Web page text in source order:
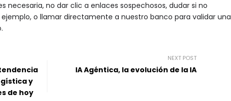
necesaria, no dar clic a enlaces sospechosos, dudar si no
o llamar directamente a nuestro banco para validar una
y
de hoy
NEXT POST
IA Agéntica, la evolución de la IA